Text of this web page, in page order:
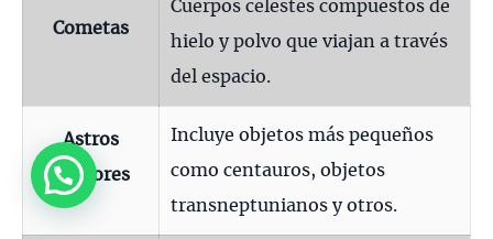
Cometas
Cuerpos celestes compuestos de
hielo y polvo que viajan a través
del espacio.
Astros
Menores
Incluye objetos más pequeños
como centauros, objetos
transneptunianos y otros.